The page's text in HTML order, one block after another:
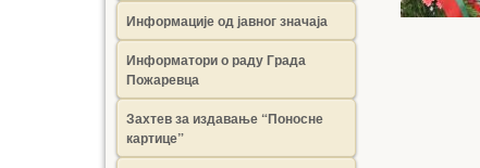
Информације од јавног значаја
Информатори о раду Града
Пожаревца
Захтев за издавање “Поносне
картице”